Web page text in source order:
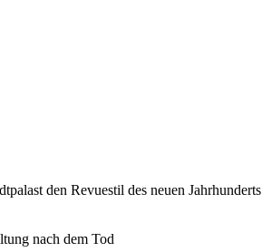
den Revuestil des neuen Jahrhunderts
nach dem Tod